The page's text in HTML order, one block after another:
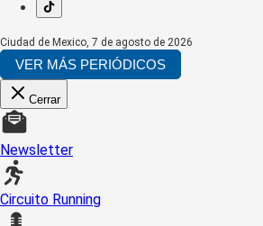
Ciudad de Mexico, 7 de agosto de 2026
VER MÁS PERIÓDICOS
Cerrar
Newsletter
Circuito Running